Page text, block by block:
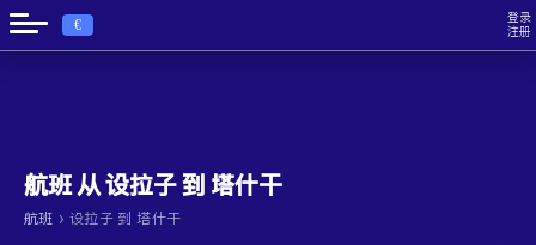
€
登录
注册
航班 从 设拉子 到 塔什干
航班 › 设拉子 到 塔什干